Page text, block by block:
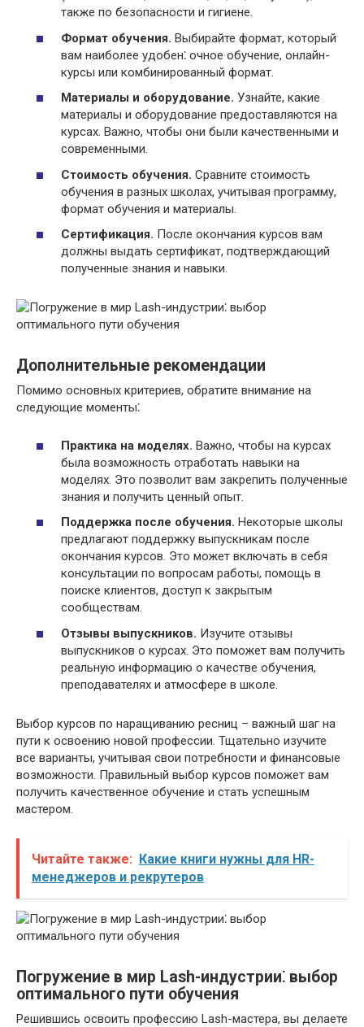
также по безопасности и гигиене.
Формат обучения. Выбирайте формат, который
вам наиболее удобен⁚ очное обучение, онлайн-
курсы или комбинированный формат.
Материалы и оборудование. Узнайте, какие
материалы и оборудование предоставляются на
курсах. Важно, чтобы они были качественными и
современными.
Стоимость обучения. Сравните стоимость
обучения в разных школах, учитывая программу,
формат обучения и материалы.
Сертификация. После окончания курсов вам
должны выдать сертификат, подтверждающий
полученные знания и навыки.
Дополнительные рекомендации
Помимо основных критериев, обратите внимание на
следующие моменты⁚
Практика на моделях. Важно, чтобы на курсах
была возможность отработать навыки на
моделях. Это позволит вам закрепить полученные
знания и получить ценный опыт.
Поддержка после обучения. Некоторые школы
предлагают поддержку выпускникам после
окончания курсов. Это может включать в себя
консультации по вопросам работы, помощь в
поиске клиентов, доступ к закрытым
сообществам.
Отзывы выпускников. Изучите отзывы
выпускников о курсах. Это поможет вам получить
реальную информацию о качестве обучения,
преподавателях и атмосфере в школе.
Выбор курсов по наращиванию ресниц – важный шаг на
пути к освоению новой профессии. Тщательно изучите
все варианты, учитывая свои потребности и финансовые
возможности. Правильный выбор курсов поможет вам
получить качественное обучение и стать успешным
мастером.
Читайте также: Какие книги нужны для HR-
менеджеров и рекрутеров
Погружение в мир Lash-индустрии⁚ выбор
оптимального пути обучения
Решившись освоить профессию Lash-мастера, вы делаете